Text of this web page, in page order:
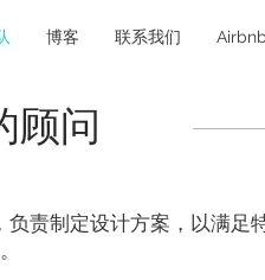
博客 联系我们
顾问
责制定设计方案，以满足